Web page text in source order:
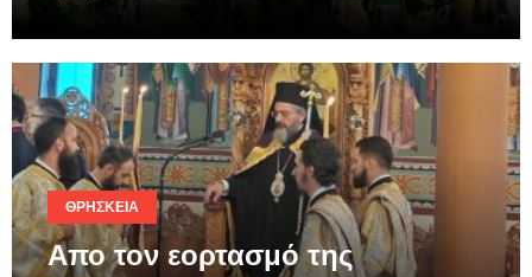
ΘΡΗΣΚΕΊΑ
Απο τον εορτασμό της